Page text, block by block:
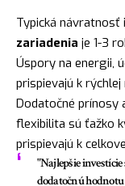
Typická návratnosť
zariadenia je 1-3
Úspory na energii,
prispievajú k
Dodatočné prínosy
flexibilita sú ťažko
prispievajú k
"Najlepšie
dodatočnú hodnotu